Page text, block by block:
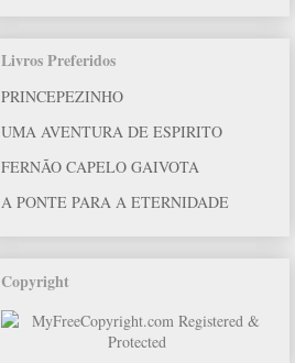
Livros Preferidos
PRINCEPEZINHO
UMA AVENTURA DE ESPIRITO
FERNÃO CAPELO GAIVOTA
A PONTE PARA A ETERNIDADE
Copyright